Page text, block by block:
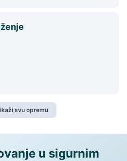
svu opremu
u sigurnim